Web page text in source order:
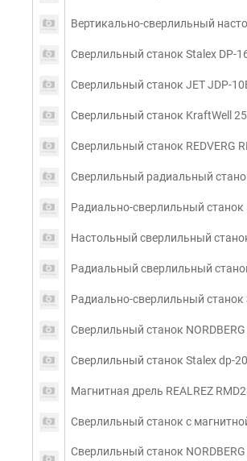
Вертикально-сверлильный
Сверлильный станок Stalex DP-
Сверлильный станок JET JDP-
Сверлильный станок KraftWell
Сверлильный станок REDVERG
Сверлильный радиальный
Радиально-сверлильный станок
Настольный сверлильный
Радиальный сверлильный
Радиально-сверлильный станок
Сверлильный станок
Сверлильный станок Stalex dp-
Магнитная дрель REALREZ
Сверлильный станок с
Сверлильный станок